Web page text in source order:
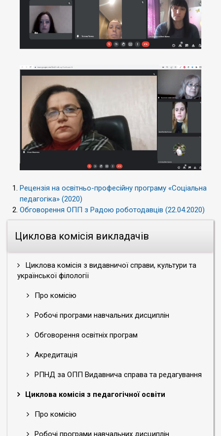
Циклова комісія викладачів
Циклова комісія з видавничої справи, культури та
української філології
Про комісію
Робочі програми навчальних дисциплін
Обговорення освітніх програм
Акредитація
РПНД за ОПП Видавнича справа та редагування
Циклова комісія з педагогічної освіти
Про комісію
Робочі програми навчальних дисциплін
Рецензія на освітньо-професійну програму «Соціальна
педагогіка» (2020)
Обговорення ОПП з Радою роботодавців (22.04.2020)